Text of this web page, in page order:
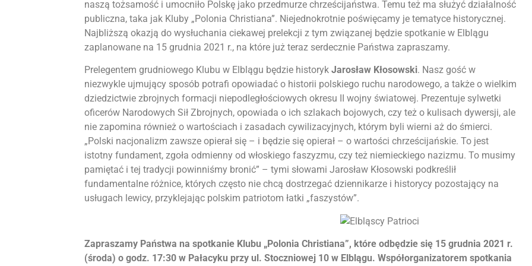
naszą tożsamość i umocniło Polskę jako przedmurze chrześcijaństwa. Temu też ma służyć działalność
publiczna, taka jak Kluby „Polonia Christiana”. Niejednokrotnie poświęcamy je tematyce historycznej.
Najbliższą okazją do wysłuchania ciekawej prelekcji z tym związanej będzie spotkanie w Elblągu
zaplanowane na 15 grudnia 2021 r., na które już teraz serdecznie Państwa zapraszamy.
Prelegentem grudniowego Klubu w Elblągu będzie historyk Jarosław Kłosowski. Nasz gość w
niezwykle ujmujący sposób potrafi opowiadać o historii polskiego ruchu narodowego, a także o wielkim
dziedzictwie zbrojnych formacji niepodległościowych okresu II wojny światowej. Prezentuje sylwetki
oficerów Narodowych Sił Zbrojnych, opowiada o ich szlakach bojowych, czy też o kulisach dywersji, ale
nie zapomina również o wartościach i zasadach cywilizacyjnych, którym byli wierni aż do śmierci.
„Polski nacjonalizm zawsze opierał się – i będzie się opierał – o wartości chrześcijańskie. To jest
istotny fundament, zgoła odmienny od włoskiego faszyzmu, czy też niemieckiego nazizmu. To musimy
pamiętać i tej tradycji powinniśmy bronić” – tymi słowami Jarosław Kłosowski podkreślił
fundamentalne różnice, których często nie chcą dostrzegać dziennikarze i historycy pozostający na
usługach lewicy, przyklejając polskim patriotom łatki „faszystów”.
Zapraszamy Państwa na spotkanie Klubu „Polonia Christiana”, które odbędzie się 15 grudnia 2021 r.
(środa) o godz. 17:30 w Pałacyku przy ul. Stoczniowej 10 w Elblągu. Współorganizatorem spotkania